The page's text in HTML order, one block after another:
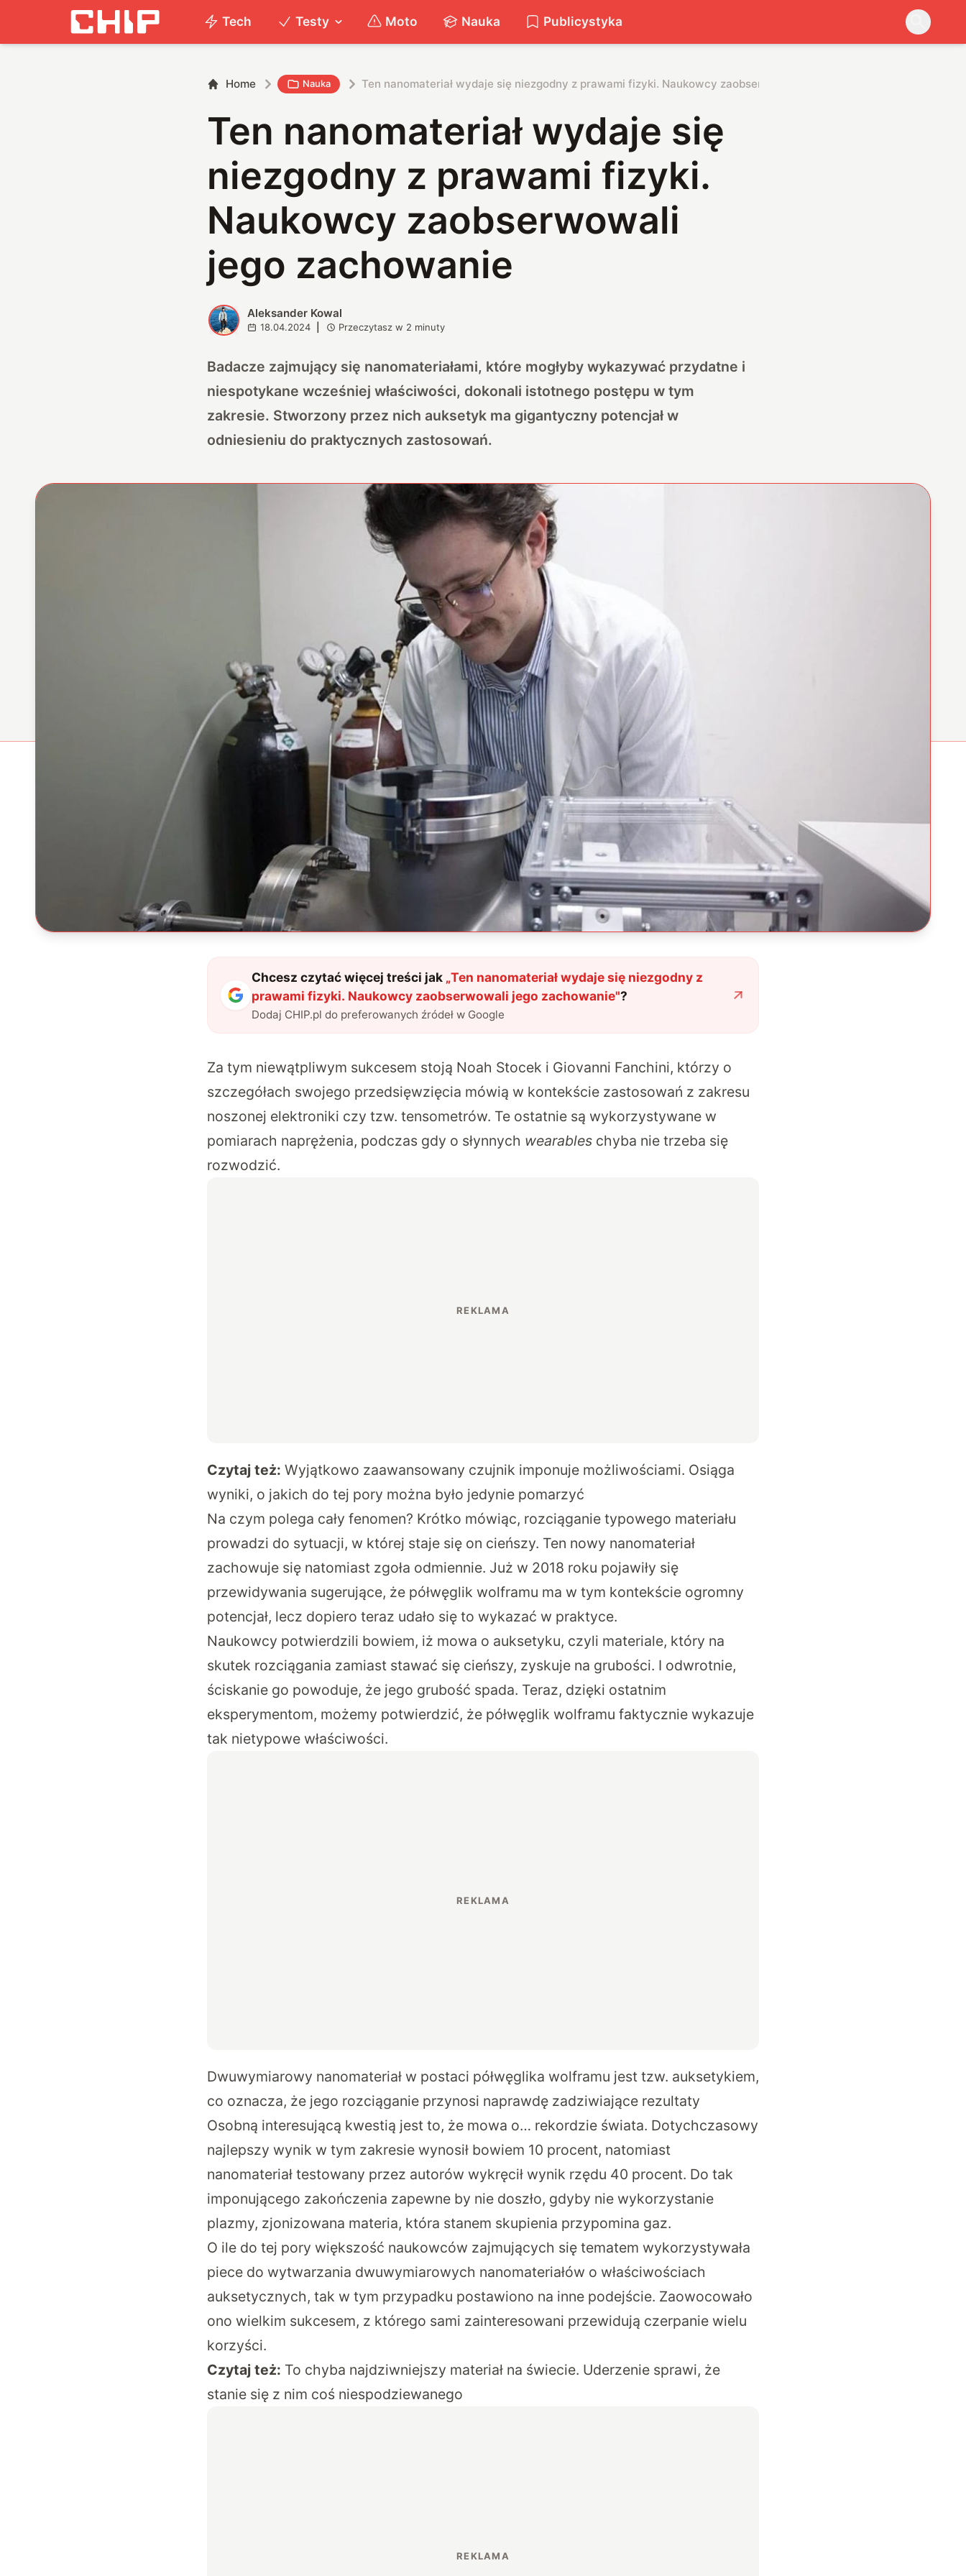
Tech Testy Moto Nauka Publicystyka
Home Nauka Ten nanomateriał wydaje się niezgodny z prawami fizyki. Naukowcy zaobserwowali jego zachowanie
Ten nanomateriał wydaje się
niezgodny z prawami fizyki.
Naukowcy zaobserwowali
jego zachowanie
A Aleksander Kowal
18.04.2024 Przeczytasz w 2 minuty
Badacze zajmujący się nanomateriałami, które mogłyby wykazywać przydatne i
niespotykane wcześniej właściwości, dokonali istotnego postępu w tym
zakresie. Stworzony przez nich auksetyk ma gigantyczny potencjał w
odniesieniu do praktycznych zastosowań.
Chcesz czytać więcej treści jak „Ten nanomateriał wydaje się niezgodny z
prawami fizyki. Naukowcy zaobserwowali jego zachowanie"?
Dodaj CHIP.pl do preferowanych źródeł w Google
Za tym niewątpliwym sukcesem stoją Noah Stocek i Giovanni Fanchini, którzy o
szczegółach swojego przedsięwzięcia mówią w kontekście zastosowań z zakresu
noszonej elektroniki czy tzw. tensometrów. Te ostatnie są wykorzystywane w
pomiarach naprężenia, podczas gdy o słynnych wearables chyba nie trzeba się
rozwodzić.
Czytaj też: Wyjątkowo zaawansowany czujnik imponuje możliwościami. Osiąga
wyniki, o jakich do tej pory można było jedynie pomarzyć
Na czym polega cały fenomen? Krótko mówiąc, rozciąganie typowego materiału
prowadzi do sytuacji, w której staje się on cieńszy. Ten nowy nanomateriał
zachowuje się natomiast zgoła odmiennie. Już w 2018 roku pojawiły się
przewidywania sugerujące, że półwęglik wolframu ma w tym kontekście ogromny
potencjał, lecz dopiero teraz udało się to wykazać w praktyce.
Naukowcy potwierdzili bowiem, iż mowa o auksetyku, czyli materiale, który na
skutek rozciągania zamiast stawać się cieńszy, zyskuje na grubości. I odwrotnie,
ściskanie go powoduje, że jego grubość spada. Teraz, dzięki ostatnim
eksperymentom, możemy potwierdzić, że półwęglik wolframu faktycznie wykazuje
tak nietypowe właściwości.
Dwuwymiarowy nanomateriał w postaci półwęglika wolframu jest tzw. auksetykiem,
co oznacza, że jego rozciąganie przynosi naprawdę zadziwiające rezultaty
Osobną interesującą kwestią jest to, że mowa o… rekordzie świata. Dotychczasowy
najlepszy wynik w tym zakresie wynosił bowiem 10 procent, natomiast
nanomateriał testowany przez autorów wykręcił wynik rzędu 40 procent. Do tak
imponującego zakończenia zapewne by nie doszło, gdyby nie wykorzystanie
plazmy, zjonizowana materia, która stanem skupienia przypomina gaz.
O ile do tej pory większość naukowców zajmujących się tematem wykorzystywała
piece do wytwarzania dwuwymiarowych nanomateriałów o właściwościach
auksetycznych, tak w tym przypadku postawiono na inne podejście. Zaowocowało
ono wielkim sukcesem, z którego sami zainteresowani przewidują czerpanie wielu
korzyści.
Czytaj też: To chyba najdziwniejszy materiał na świecie. Uderzenie sprawi, że
stanie się z nim coś niespodziewanego